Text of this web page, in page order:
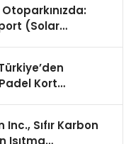
(Solar
Kort
Sıfır Karbon
Isıtma